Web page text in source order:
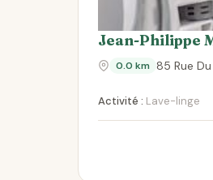
Jean-Philippe
0.0 km 85 Rue
Activité : Lave-linge